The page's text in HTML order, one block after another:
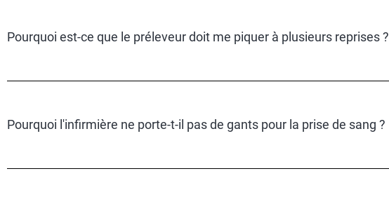
Pourquoi est-ce que le préleveur doit me piquer à plusieurs reprises ?
Pourquoi l'infirmière ne porte-t-il pas de gants pour la prise de sang ?